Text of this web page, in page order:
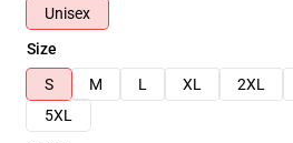
Unisex
Size
S
M L XL 2XL
5XL